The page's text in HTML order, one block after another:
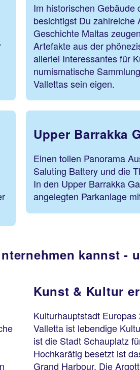
Im historischen Gebäude
besichtigst Du zahlreiche
Geschichte Maltas
Artefakte aus der
allerlei Interessantes für
numismatische
Vallettas sein eigen.
Upper Barrakka
Einen tollen Panorama
Saluting Battery und die
In den Upper Barrakka
angelegten Parkanlage
kannst -
Kunst & Kultur
Kulturhauptstadt
Valletta ist lebendige
ist die Stadt Schauplatz
Hochkarätig besetzt ist
Grand Harbour. Die